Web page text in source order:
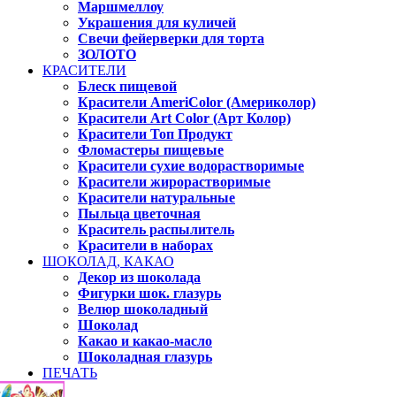
Маршмеллоу
Украшения для куличей
Свечи фейерверки для торта
ЗОЛОТО
КРАСИТЕЛИ
Блеск пищевой
Красители AmeriColor (Америколор)
Красители Art Color (Арт Колор)
Красители Топ Продукт
Фломастеры пищевые
Красители сухие водорастворимые
Красители жирорастворимые
Красители натуральные
Пыльца цветочная
Краситель распылитель
Красители в наборах
ШОКОЛАД, КАКАО
Декор из шоколада
Фигурки шок. глазурь
Велюр шоколадный
Шоколад
Какао и какао-масло
Шоколадная глазурь
ПЕЧАТЬ